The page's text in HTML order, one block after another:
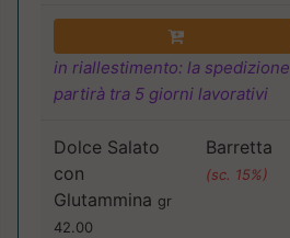
in riallestimento: la spedizione
partirà tra 5 giorni lavorativi
Dolce Salato
con
Glutammina gr
42.00
Barretta
(sc. 15%)